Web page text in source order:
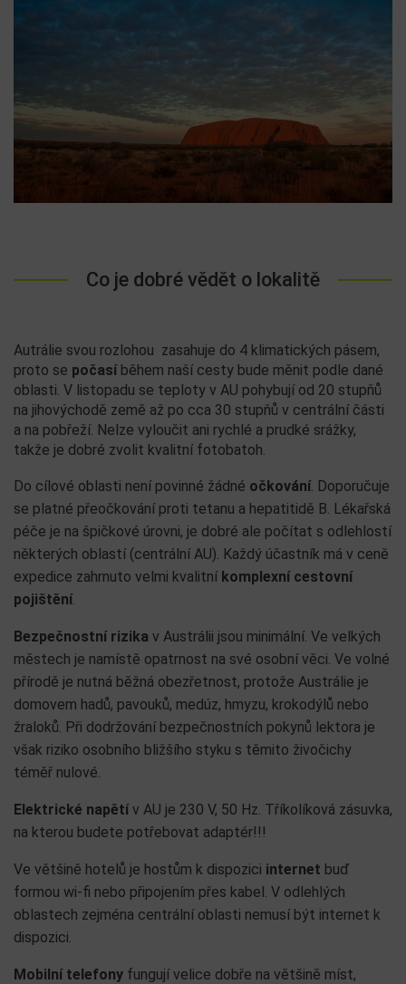
Co je dobré vědět o lokalitě
Autrálie svou rozlohou zasahuje do 4 klimatických pásem,
proto se počasíběhem naší cesty bude měnit podle dané
oblasti. V listopadu se teploty v AU pohybují od 20 stupňů
na jihovýchodě země až po cca 30 stupňů v centrální části
a na pobřeží. Nelze vyloučit ani rychlé a prudké srážky,
takže je dobré zvolit kvalitní fotobatoh.
Do cílové oblasti není povinné žádné očkování. Doporučuje
se platné přeočkování proti tetanu a hepatitidě B. Lékařská
péče je na špičkové úrovni, je dobré ale počítat s odlehlostí
některých oblastí (centrální AU). Každý účastník má v ceně
expedice zahrnuto velmi kvalitní komplexní cestovní
pojištění.
Bezpečnostní rizika v Austrálii jsou minimální. Ve velkých
městech je namístě opatrnost na své osobní věci. Ve volné
přírodě je nutná běžná obezřetnost, protože Austrálie je
domovem hadů, pavouků, medúz, hmyzu, krokodýlů nebo
žraloků. Při dodržování bezpečnostních pokynů lektora je
však riziko osobního bližšího styku s těmito živočichy
téměř nulové.
Elektrické napětív AU je 230 V, 50 Hz. Tříkolíková zásuvka,
na kterou budete potřebovat adaptér!!!
Ve většině hotelů je hostům k dispozici internet buď
formou wi-fi nebo připojením přes kabel. V odlehlých
oblastech zejména centrální oblasti nemusí být internet k
dispozici.
Mobilní telefony fungují velice dobře na většině míst,